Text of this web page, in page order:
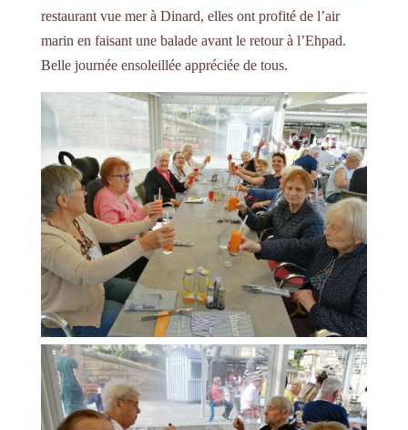
restaurant vue mer à Dinard, elles ont profité de l’air
marin en faisant une balade avant le retour à l’Ehpad.
Belle journée ensoleillée appréciée de tous.